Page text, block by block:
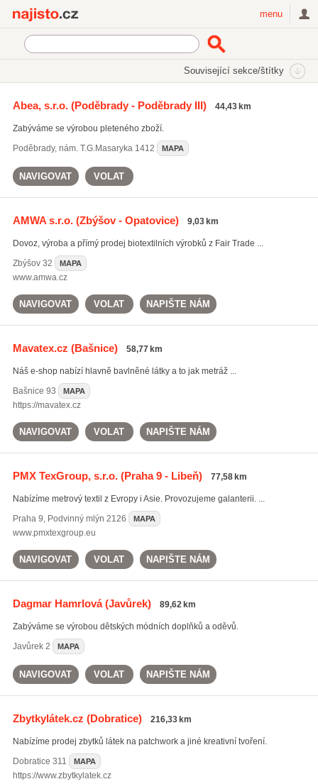
menu
Související sekce/štítky
pletené oděvy(71)
dekorační látky(141)
Abea, s.r.o.(Poděbrady - Poděbrady III) 44,43 km
Zabýváme se výrobou pleteného zboží.
Poděbrady, nám. T.G.Masaryka 1412 MAPA
NAVIGOVAT VOLAT
AMWA s.r.o.(Zbýšov - Opatovice) 9,03 km
Dovoz, výroba a přímý prodej biotextilních výrobků z Fair Trade ...
Zbýšov32 MAPA
www.amwa.cz
NAVIGOVAT VOLAT NAPIŠTE NÁM
Mavatex.cz (Bašnice) 58,77 km
Náš e-shop nabízí hlavně bavlněné látky a to jak metráž ...
Bašnice 93 MAPA
https://mavatex.cz
NAVIGOVAT VOLAT NAPIŠTE NÁM
PMX TexGroup, s.r.o.(Praha 9 - Libeň) 77,58 km
Nabízíme metrový textil z Evropy i Asie. Provozujeme galanterii. ...
Praha 9, Podvinný mlýn 2126 MAPA
www.pmxtexgroup.eu
NAVIGOVAT VOLAT NAPIŠTE NÁM
Dagmar Hamrlová(Javůrek) 89,62 km
Zabýváme se výrobou dětských módních doplňků a oděvů.
Javůrek2 MAPA
NAVIGOVAT VOLAT NAPIŠTE NÁM
Zbytkylátek.cz (Dobratice) 216,33 km
Nabízíme prodej zbytků látek na patchwork a jiné kreativní tvoření.
Dobratice 311 MAPA
https://www.zbytkylatek.cz